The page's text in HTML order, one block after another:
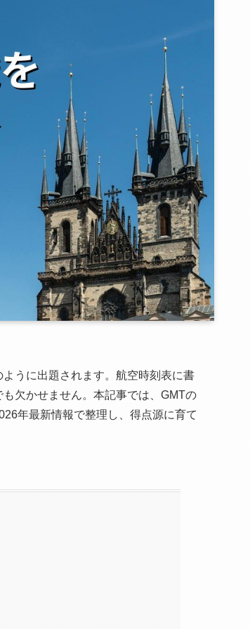
うに出題されます。航空時刻表に書
欠かせません。本記事では、GMTの
年最新情報で整理し、得点源に育て